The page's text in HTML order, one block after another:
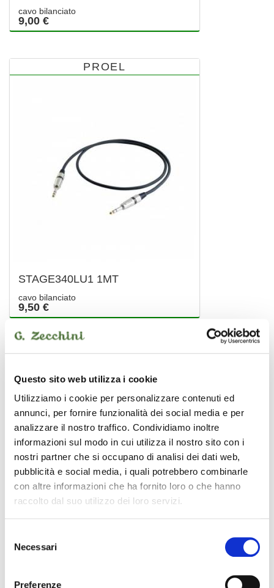
Questo sito web utilizza i cookie
Utilizziamo i cookie per personalizzare contenuti ed
annunci, per fornire funzionalità dei social media e per
analizzare il nostro traffico. Condividiamo inoltre
informazioni sul modo in cui utilizza il nostro sito con i
nostri partner che si occupano di analisi dei dati web,
pubblicità e social media, i quali potrebbero combinarle
con altre informazioni che ha fornito loro o che hanno
raccolto dal suo utilizzo dei loro servizi.
delNecessari
Preferenze
cavo bilanciato
9,00 €
PROEL
STAGE340LU1 1MT
cavo bilanciato
9,50 €
PROEL
cavo bilanciato